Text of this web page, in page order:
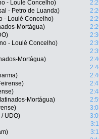
- Loulé Concelho)
- Petro de Luanda)
- Loulé Concelho)
Mortágua)
- Loulé Concelho)
Mortágua)
Mortágua)
UDO)